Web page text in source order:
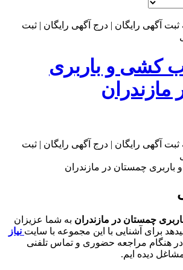
کشی و باربری
چمستان در مازندران به شما عزیزان
برای آشنایی با این مجموعه با سایتنیاز
در هنگام مراجعه حضوری و تماس تلفنی
دیده ایم.